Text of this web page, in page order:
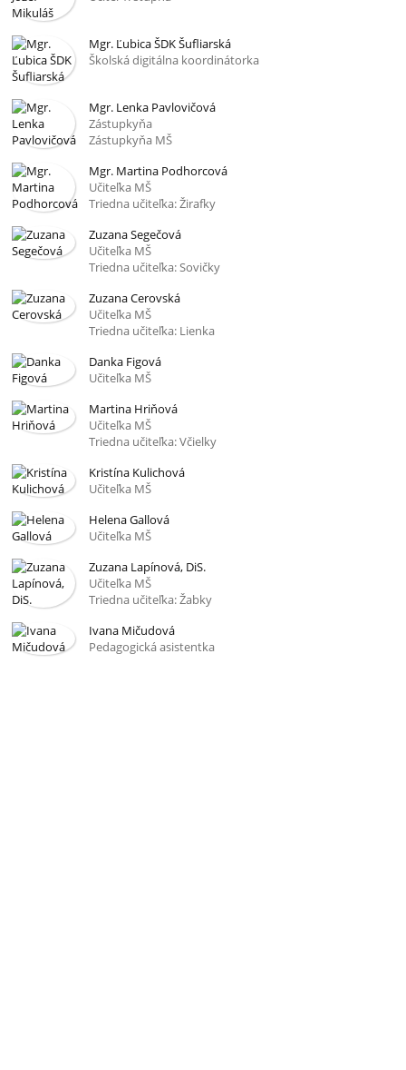
Mgr. Ľubica ŠDK Šufliarská
Školská digitálna koordinátorka
Mgr. Lenka Pavlovičová
Zástupkyňa
Zástupkyňa MŠ
Mgr. Martina Podhorcová
Učiteľka MŠ
Triedna učiteľka: Žirafky
Zuzana Segečová
Učiteľka MŠ
Triedna učiteľka: Sovičky
Zuzana Cerovská
Učiteľka MŠ
Triedna učiteľka: Lienka
Danka Figová
Učiteľka MŠ
Martina Hriňová
Učiteľka MŠ
Triedna učiteľka: Včielky
Kristína Kulichová
Učiteľka MŠ
Helena Gallová
Učiteľka MŠ
Zuzana Lapínová, DiS.
Učiteľka MŠ
Triedna učiteľka: Žabky
Ivana Mičudová
Pedagogická asistentka